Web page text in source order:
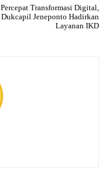
Percepat Transformasi Digital,
Dukcapil Jeneponto Hadirkan
Layanan IKD